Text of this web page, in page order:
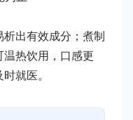
出有效成分；煮制
热饮用，口感更
就医。